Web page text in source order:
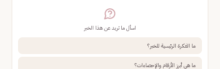
اسأل ما تريد عن هذا الخبر
ما الفكرة الرئيسية للخبر؟
ما هي أبرز الأرقام والإحصاءات؟